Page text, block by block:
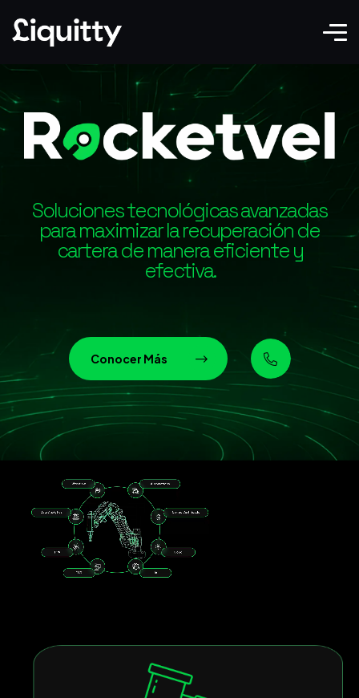
Soluciones tecnológicas avanzadas
para maximizar la recuperación de
cartera de manera eficiente y
efectiva.
Conocer Más